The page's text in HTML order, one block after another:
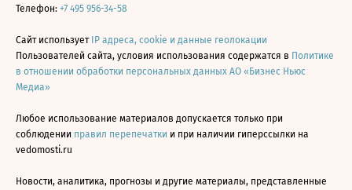
Телефон: +7 495 956-34-58
Сайт использует IP адреса, cookie и данные геолокации
Пользователей сайта, условия использования содержатся в Политике
в отношении обработки персональных данных АО «Бизнес Ньюс
Медиа»
Любое использование материалов допускается только при
соблюдении правил перепечатки и при наличии гиперссылки на
vedomosti.ru
Новости, аналитика, прогнозы и другие материалы, представленные